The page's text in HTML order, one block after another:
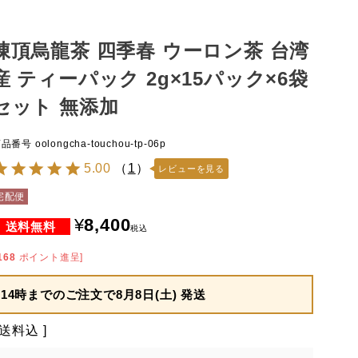
頂烏龍茶 四季春 ウーロン茶 台湾
ティーパック 2g×15パック×6袋
ット 無添加
番号 oolongcha-touchou-tp-06p
5.00 （ 1） レビューを見る
配便
¥8,400税込
ポイント進呈]
14時までのご注文で8月8日(土) 発送
料込